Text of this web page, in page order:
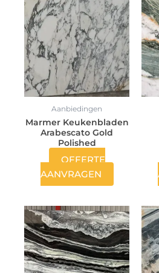
Aanbiedingen
Marmer Keukenbladen
Arabescato Gold
Polished
OFFERTE
AANVRAGEN